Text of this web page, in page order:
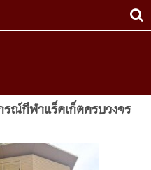
ณ์กีฬาแร็คเก็ตครบวงจร